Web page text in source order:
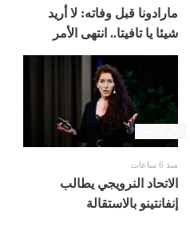
مارادونا قبل وفاته: لا أريد
شيئا يا تافيتا.. انتهى الأمر
منذ 6 ساعات
الاتحاد النرويجي يطالب
إنفانتينو بالاستقالة